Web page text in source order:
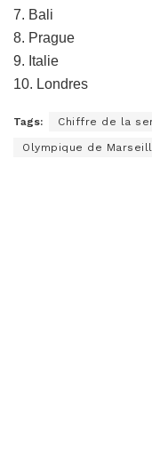
7. Bali
8. Prague
9. Italie
10. Londres
Tags: Chiffre de la
Olympique de